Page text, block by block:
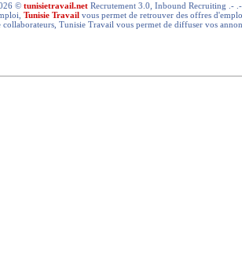
©tunisietravail.net Recrutement 3.0, Inbound Recruiting .-
Tunisie Travail vous permet de retrouver des offres
collaborateurs, Tunisie Travail vous permet de diffuser vos